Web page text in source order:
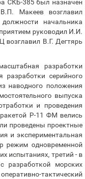
СКБ-385 был назначен
Макеев возглавил
начальника
руководил И.И.
возглавил В.Г. Дегтярь
разработки
разработки серийного
наводного положения
выпуска
и проведения
ракетой Р-11 ФМ велись
проведены проектные
и экспериментальная
режим одновременной
испытаниях, третий - в
разработкой морских
тактический